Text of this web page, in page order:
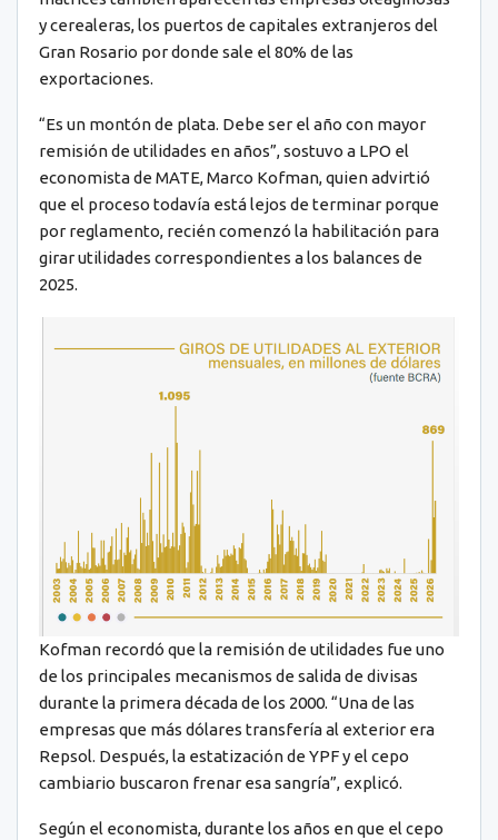
y cerealeras, los puertos de capitales extranjeros del
Gran Rosario por donde sale el 80% de las
exportaciones.
“Es un montón de plata. Debe ser el año con mayor
remisión de utilidades en años”, sostuvo a LPO el
economista de MATE, Marco Kofman, quien advirtió
que el proceso todavía está lejos de terminar porque
por reglamento, recién comenzó la habilitación para
girar utilidades correspondientes a los balances de
2025.
Kofman recordó que la remisión de utilidades fue uno
de los principales mecanismos de salida de divisas
durante la primera década de los 2000. “Una de las
empresas que más dólares transfería al exterior era
Repsol. Después, la estatización de YPF y el cepo
cambiario buscaron frenar esa sangría”, explicó.
Según el economista, durante los años en que el cepo